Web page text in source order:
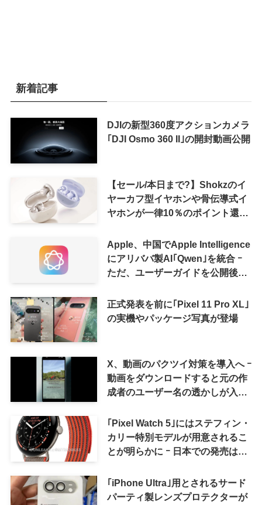
新着記事
DJIの新型360度アクションカメラ
｢DJI Osmo 360 II｣の開封動画公開
【セール/本日まで?】Shokzのイ
ヤーカフ型イヤホンや骨伝導式イ
ヤホンが一律10％のポイント還元
Apple、中国でApple Intelligence
にアリババ製AI｢Qwen｣を統合 ｰ
ただ、ユーザーガイドを公開後に
正式発表を前に｢Pixel 11 Pro XL｣
の実機やパッケージ写真が登場
X、動画のパクツイ対策を導入へ ｰ
動画をダウンロードすると元の作
成者のユーザー名の透かしが入る
｢Pixel Watch 5｣にはステフィン・
カリー特別モデルが用意されるこ
とが明らかに ｰ 日本での発売は期
｢iPhone Ultra｣用とされるサード
パーティ製レンズプロテクターが